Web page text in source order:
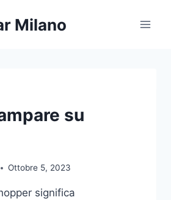
Milano
su
Ottobre 5, 2023
significa